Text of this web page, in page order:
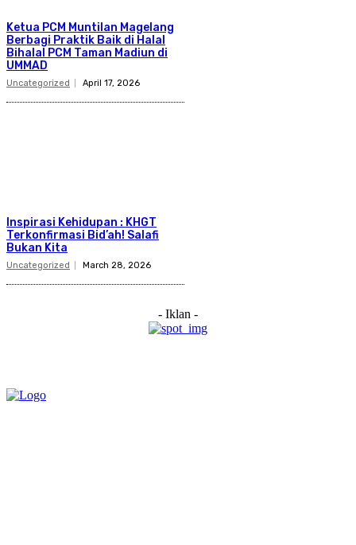
Ketua PCM Muntilan Magelang
Berbagi Praktik Baik di Halal
Bihalal PCM Taman Madiun di
UMMAD
Uncategorized April 17, 2026
Inspirasi Kehidupan : KHGT
Terkonfirmasi Bid’ah! Salafi
Bukan Kita
Uncategorized March 28, 2026
- Iklan -